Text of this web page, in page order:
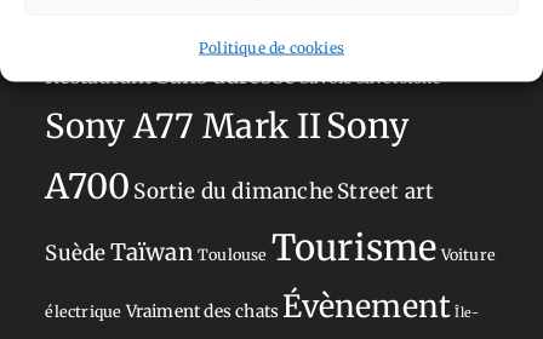
Politique de cookies
RestaurantSans adresseSavoie Silverstone
Sony A77 Mark IISony
A700 Sortie du dimancheStreet art
SuèdeTaïwan Toulouse Tourisme Voiture
électrique Vraiment des chats Évènement Île-